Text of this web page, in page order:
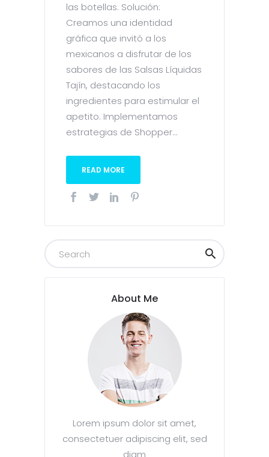
las botellas. Solución:
Creamos una identidad
gráfica que invitó a los
mexicanos a disfrutar de los
sabores de las Salsas Líquidas
Tajín, destacando los
ingredientes para estimular el
apetito. Implementamos
estrategias de Shopper...
READ MORE
About Me
Lorem ipsum dolor sit amet,
consectetuer adipiscing elit, sed